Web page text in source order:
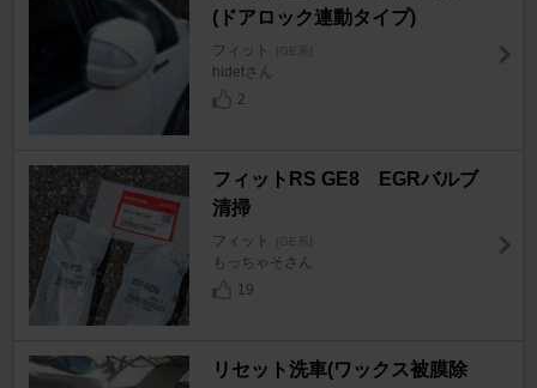
(ドアロック連動タイプ)
フィット [GE系]
hidetさん
2
フィットRS GE8 EGRバルブ
清掃
フィット [GE系]
もっちゃそさん
19
リセット洗車(ワックス被膜除